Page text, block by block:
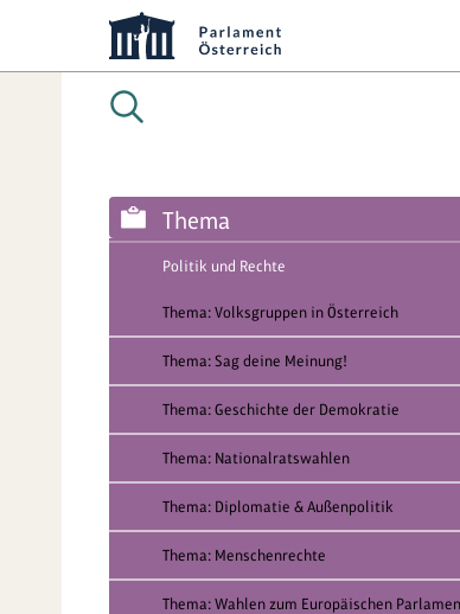
Thema
Politik und Rechte
Thema: Volksgruppen in Österreich
Thema: Sag deine Meinung!
Thema: Geschichte der Demokratie
Thema: Nationalratswahlen
Thema: Diplomatie & Außenpolitik
Thema: Menschenrechte
Thema: Wahlen zum Europäischen